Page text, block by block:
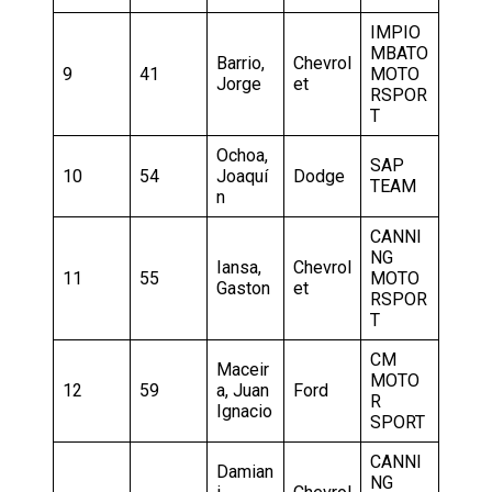
9 41
Barrio,
Jorge
Chevrol
et
IMPIO
MBATO
MOTO
RSPOR
T
10 54
Ochoa,
Joaquí
n
Dodge
SAP
TEAM
11 55
Iansa,
Gaston
Chevrol
et
CANNI
NG
MOTO
RSPOR
T
12 59
Maceir
a, Juan
Ignacio
Ford
CM
MOTO
R
SPORT
Damian
CANNI
NG